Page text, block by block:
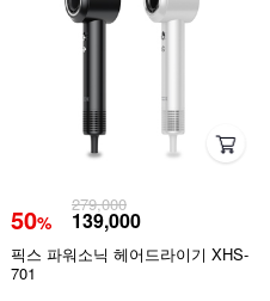
50%
279,000
139,000
픽스 파워소닉 헤어드라이기 XHS-
701